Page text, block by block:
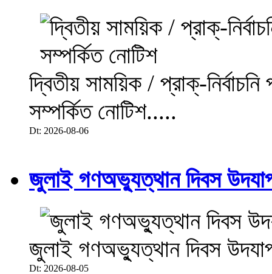
দ্বিতীয় সাময়িক / প্রাক্-
সম্পর্কিত নোটিশ.....
Dt: 2026-08-06
জুলাই গণঅভ্যুত্থান দিবস
জুলাই গণঅভ্যুত্থান দিবস
Dt: 2026-08-05